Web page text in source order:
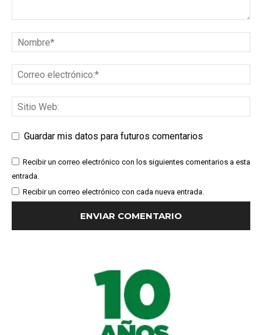
Guardar mis datos para futuros comentarios
Recibir un correo electrónico con los siguientes comentarios a esta
entrada.
Recibir un correo electrónico con cada nueva entrada.